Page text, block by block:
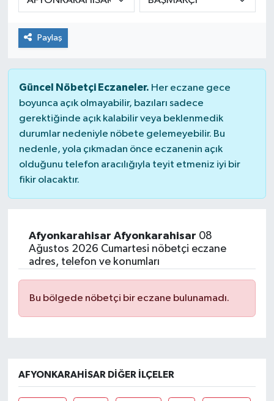
Paylaş
Güncel Nöbetçi Eczaneler. Her eczane gece
boyunca açık olmayabilir, bazıları sadece
gerektiğinde açık kalabilir veya beklenmedik
durumlar nedeniyle nöbete gelemeyebilir. Bu
nedenle, yola çıkmadan önce eczanenin açık
olduğunu telefon aracılığıyla teyit etmeniz iyi bir
fikir olacaktır.
Afyonkarahisar Afyonkarahisar 08
Ağustos 2026 Cumartesi nöbetçi eczane
adres, telefon ve konumları
Bu bölgede nöbetçi bir eczane bulunamadı.
AFYONKARAHISAR DIĞER İLÇELER